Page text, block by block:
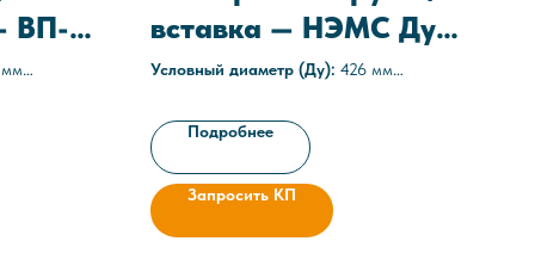
ВП-
мм
вставка — НЭМС Ду
426
Условный диаметр (Ду): 426 мм
Рабочее давление:
Технические условия:
05608841-2020
Подробнее
Запросить КП